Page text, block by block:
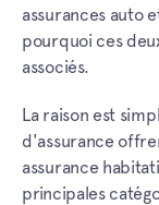
assurances auto
pourquoi ces
associés.
La raison est
d'assurance
assurance
principales